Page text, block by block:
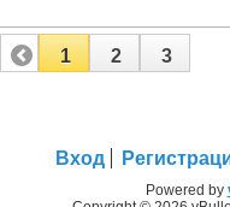
1 2 3
Вход
Powered by